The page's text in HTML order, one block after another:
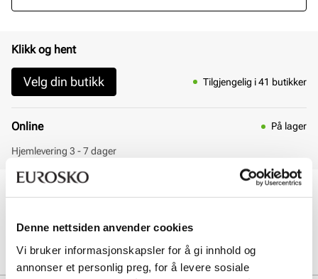
Denne nettsiden anvender cookies
Vi bruker informasjonskapsler for å gi innhold og
annonser et personlig preg, for å levere sosiale
Klikk og hent
Velg din butikk Tilgjengelig i 41 butikker
Online På lager
Hjemlevering 3 - 7 dager
Hjemlevering 3-7 dager